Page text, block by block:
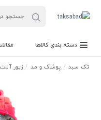
دسته بندی کالاها
تک سبد پوشاک و مد زیور آلات